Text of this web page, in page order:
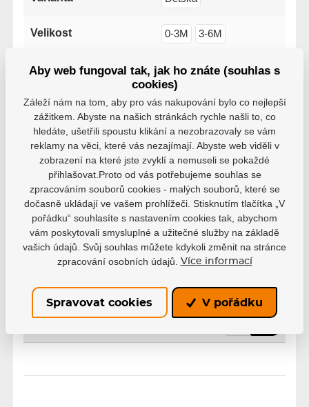
Velikost 0-3M 3-6M
Tým Edmonton Oilers
Varianty
Dětská, Edmonton Oilers, 0-
3M, HS23
EAN: 196591317693
Není skladem 789 Kč
6M, HS23
EAN: 196591317709
Skladem
Aby web fungoval tak, jak ho znáte (souhlas s
cookies)
Záleží nám na tom, aby pro vás nakupování bylo co nejlepší
zážitkem. Abyste na našich stránkách rychle našli to, co
hledáte, ušetřili spoustu klikání a nezobrazovaly se vám
reklamy na věci, které vás nezajímají. Abyste web viděli v
zobrazení na které jste zvyklí a nemuseli se pokaždé
přihlašovat.Proto od vás potřebujeme souhlas se
zpracováním souborů cookies - malých souborů, které se
dočasně ukládají ve vašem prohlížeči. Stisknutím tlačítka „V
pořádku“ souhlasíte s nastavením cookies tak, abychom
vám poskytovali smysluplné a užitečné služby na základě
vašich údajů. Svůj souhlas můžete kdykoli změnit na stránce
zpracování osobních údajů.
Více informací
Spravovat cookies V pořádku